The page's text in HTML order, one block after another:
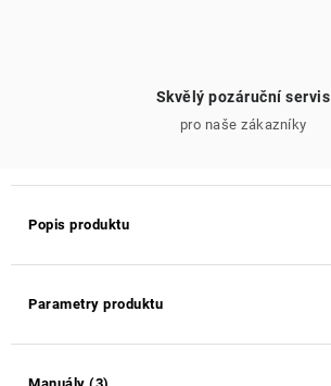
Skvělý pozáruční servis
pro naše zákazníky
Popis produktu
Parametry produktu